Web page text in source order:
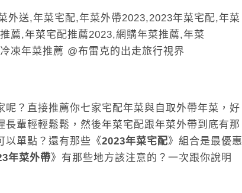
呢？直接推薦你七家宅配年菜與自取外帶年菜，好
長輩輕輕鬆鬆，然後年菜宅配跟年菜外帶到底有那
以單點？還有那些《2023年菜宅配》組合是最優惠
年菜外帶》有那些地方該注意的？一次跟你說明